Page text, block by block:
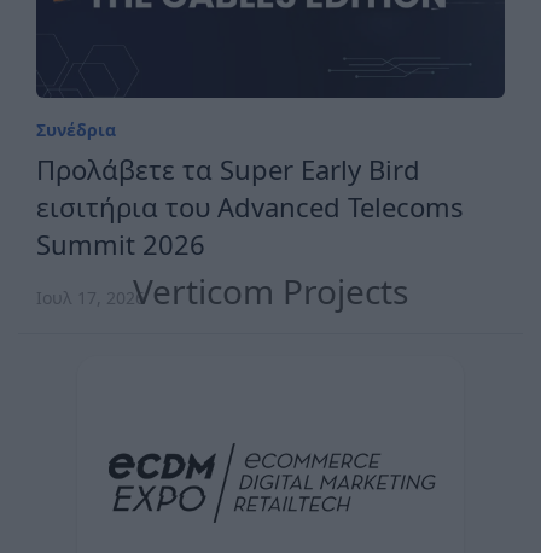
Συνέδρια
Προλάβετε τα Super Early Bird
εισιτήρια του Advanced Telecoms
Summit 2026
Ιουλ 17, 2026Verticom Projects